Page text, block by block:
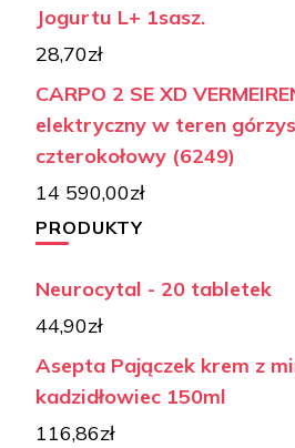
Jogurtu L+ 1sasz.
28,70zł
CARPO 2 SE XD
elektryczny w teren
czterokołowy (6249)
14 590,00zł
PRODUKTY
Neurocytal - 20 tabletek
44,90zł
Asepta Pajączek krem z
kadzidłowiec 150ml
116,86zł